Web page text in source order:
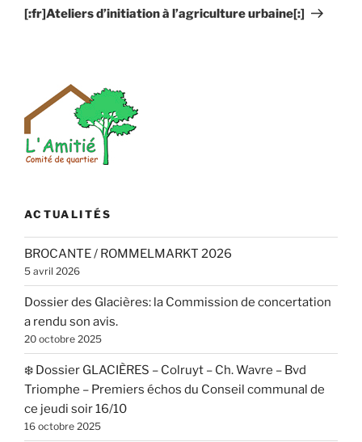
suivant
[:fr]Ateliers d’initiation à l’agriculture urbaine[:]
ACTUALITÉS
BROCANTE / ROMMELMARKT 2026
5 avril 2026
Dossier des Glacières: la Commission de concertation
a rendu son avis.
20 octobre 2025
❄️ Dossier GLACIÈRES – Colruyt – Ch. Wavre – Bvd
Triomphe – Premiers échos du Conseil communal de
ce jeudi soir 16/10
16 octobre 2025